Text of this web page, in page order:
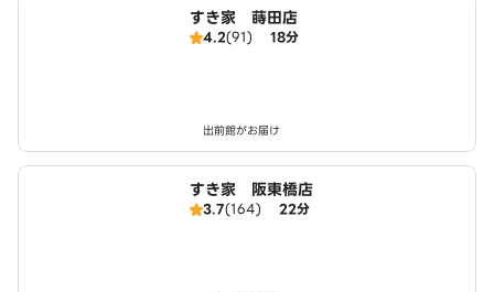
すき家 蒔田店
4.2(91) 18分
出前館がお届け
すき家 阪東橋店
3.7(164) 22分